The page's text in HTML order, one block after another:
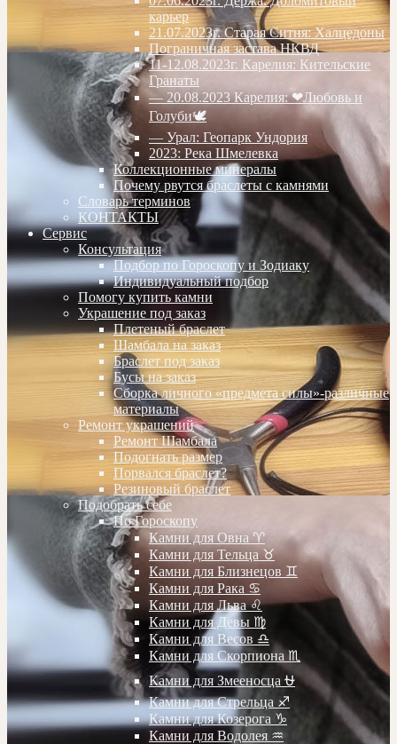
карьер
21.07.2023г. Старая Ситня: Халцедоны
Пограничная застава НКВД
11-12.08.2023г. Карелия: Кительские
Гранаты
— 20.08.2023 Карелия: ❤Любовь и
Голуби🕊
— Урал: Геопарк Ундория
2023: Река Шмелевка
Коллекционные минералы
Почему рвутся браслеты с камнями
Словарь терминов
КОНТАКТЫ
Сервис
Консультация
Подбор по Гороскопу и Зодиаку
Индивидуальный подбор
Помогу купить камни
Украшение под заказ
Плетеный браслет
Шамбала на заказ
Браслет под заказ
Бусы на заказ
Сборка личного «предмета силы»-различные
материалы
Ремонт украшений
Ремонт Шамбала
Подогнать размер
Порвался браслет?
Резиновый браслет
Подобрать себе
По Гороскопу
Камни для Овна ♈️
Камни для Тельца ♉️
Камни для Близнецов ♊️
Камни для Рака ♋️
Камни для Льва ♌️
Камни для Девы ♍️
Камни для Весов ♎️
Камни для Скорпиона ♏️
Камни для Змееносца ⛎
Камни для Стрельца ♐️
Камни для Козерога ♑️
Камни для Водолея ♒️